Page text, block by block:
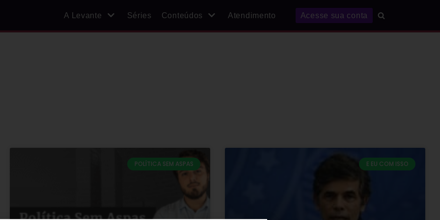
A Levante Séries Conteúdos Atendimento Acesse sua conta
POLÍTICA SEM ASPAS E EU COM ISSO